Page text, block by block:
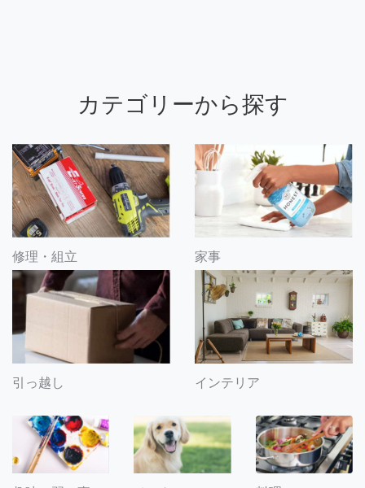
カテゴリーから探す
修理・組立 家事
引っ越し インテリア